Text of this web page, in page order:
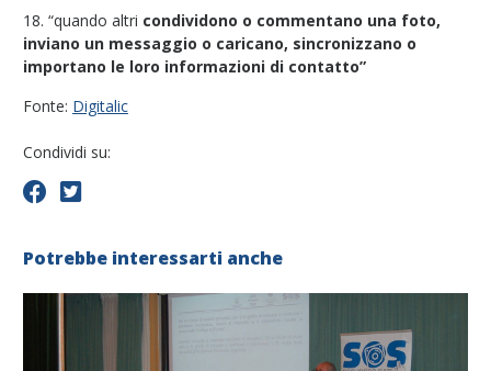
18. “quando altri condividono o commentano una foto,
inviano un messaggio o caricano, sincronizzano o
importano le loro informazioni di contatto”
Fonte: Digitalic
Condividi su:
Potrebbe interessarti anche